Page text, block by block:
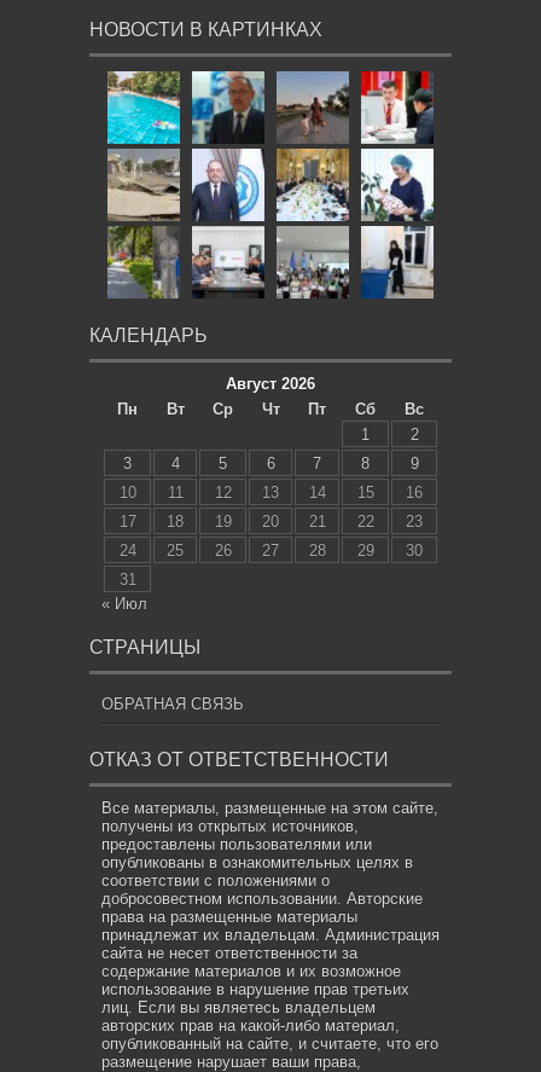
НОВОСТИ В КАРТИНКАХ
КАЛЕНДАРЬ
Август 2026
Пн
Вт Ср Чт Пт Сб
Вс
1
2
3
4 5 6 7 8
9
10
11 12 13 14 15
16
17
18 19 20 21 22
23
24
25 26 27 28 29
30
31
« Июл
СТРАНИЦЫ
ОБРАТНАЯ СВЯЗЬ
ОТКАЗ ОТ ОТВЕТСТВЕННОСТИ
Все материалы, размещенные на этом сайте,
получены из открытых источников,
предоставлены пользователями или
опубликованы в ознакомительных целях в
соответствии с положениями о
добросовестном использовании. Авторские
права на размещенные материалы
принадлежат их владельцам. Администрация
сайта не несет ответственности за
содержание материалов и их возможное
использование в нарушение прав третьих
лиц. Если вы являетесь владельцем
авторских прав на какой-либо материал,
опубликованный на сайте, и считаете, что его
размещение нарушает ваши права,